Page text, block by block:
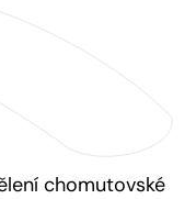
chomutovské